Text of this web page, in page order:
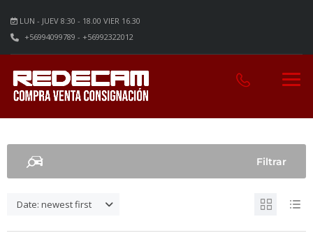
LUN - JUEV 8:30 - 18.00 VIER 16.30
+56994099789 - +56992322012
Filtrar
Date: newest first